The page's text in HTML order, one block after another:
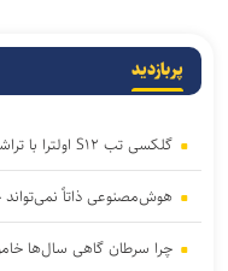
پربازدید
گلکسی تب S۱۲ اولترا با تراشه دایمنسیتی ۹۵۰۰ در گیک‌بنچ دیده شد
هوش‌مصنوعی ذاتاً نمی‌تواند
چرا سرطان گاهی سال‌ها